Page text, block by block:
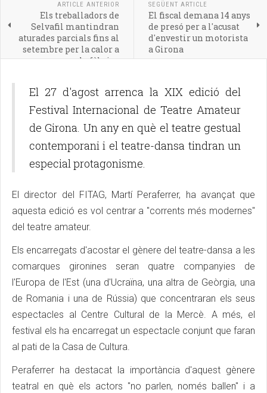
ARTICLE ANTERIOR
Els treballadors de
Selvafil mantindran
aturades parcials fins al
setembre per la calor a
la fàbrica
SEGÜENT ARTICLE
El fiscal demana 14 anys
de presó per a l'acusat
d'envestir un motorista
a Girona
El 27 d'agost arrenca la XIX edició del
Festival Internacional de Teatre Amateur
de Girona. Un any en què el teatre gestual
contemporani i el teatre-dansa tindran un
especial protagonisme.
El director del FITAG, Martí Peraferrer, ha avançat que
aquesta edició es vol centrar a "corrents més modernes"
del teatre amateur.
Els encarregats d'acostar el gènere del teatre-dansa a les
comarques gironines seran quatre companyies de
l'Europa de l'Est (una d'Ucraïna, una altra de Geòrgia, una
de Romania i una de Rússia) que concentraran els seus
espectacles al Centre Cultural de la Mercè. A més, el
festival els ha encarregat un espectacle conjunt que faran
al pati de la Casa de Cultura.
Peraferrer ha destacat la importància d'aquest gènere
teatral en què els actors "no parlen, només ballen" i a